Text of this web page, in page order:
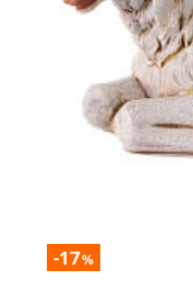
-17%